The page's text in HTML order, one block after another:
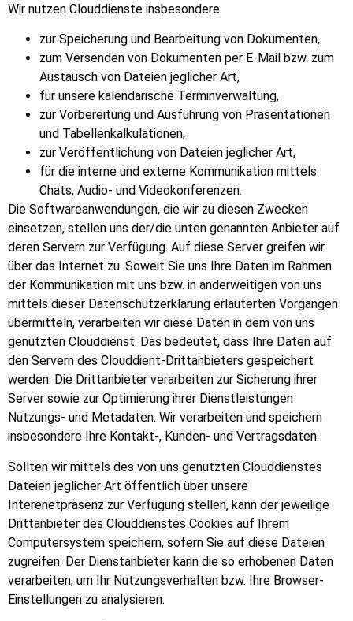
Wir nutzen Clouddienste insbesondere
zur Speicherung und Bearbeitung von Dokumenten,
zum Versenden von Dokumenten per E-Mail bzw. zum
Austausch von Dateien jeglicher Art,
für unsere kalendarische Terminverwaltung,
zur Vorbereitung und Ausführung von Präsentationen
und Tabellenkalkulationen,
zur Veröffentlichung von Dateien jeglicher Art,
für die interne und externe Kommunikation mittels
Chats, Audio- und Videokonferenzen.
Die Softwareanwendungen, die wir zu diesen Zwecken
einsetzen, stellen uns der/die unten genannten Anbieter auf
deren Servern zur Verfügung. Auf diese Server greifen wir
über das Internet zu. Soweit Sie uns Ihre Daten im Rahmen
der Kommunikation mit uns bzw. in anderweitigen von uns
mittels dieser Datenschutzerklärung erläuterten Vorgängen
übermitteln, verarbeiten wir diese Daten in dem von uns
genutzten Clouddienst. Das bedeutet, dass Ihre Daten auf
den Servern des Clouddient-Drittanbieters gespeichert
werden. Die Drittanbieter verarbeiten zur Sicherung ihrer
Server sowie zur Optimierung ihrer Dienstleistungen
Nutzungs- und Metadaten. Wir verarbeiten und speichern
insbesondere Ihre Kontakt-, Kunden- und Vertragsdaten.
Sollten wir mittels des von uns genutzten Clouddienstes
Dateien jeglicher Art öffentlich über unsere
Interenetpräsenz zur Verfügung stellen, kann der jeweilige
Drittanbieter des Clouddienstes Cookies auf Ihrem
Computersystem speichern, sofern Sie auf diese Dateien
zugreifen. Der Dienstanbieter kann die so erhobenen Daten
verarbeiten, um Ihr Nutzungsverhalten bzw. Ihre Browser-
Einstellungen zu analysieren.